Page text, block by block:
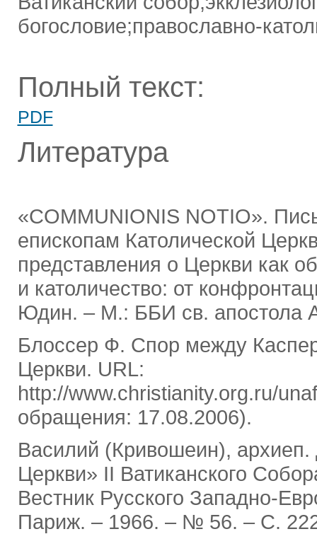
богословие;православно-
Полный текст:
PDF
Литература
«COMMUNIONIS NOTIO».
епископам Католической
представления о Церкви как
и католичество: от
Юдин. ‒ М.: ББИ св. апостола
Блоссер Ф. Спор между
Церкви. URL:
http://www.christianity.org.ru/
обращения: 17.08.2006).
Василий (Кривошеин),
Церкви» II Ватиканского
Вестник Русского Западно-
Париж. ‒ 1966. ‒ № 56. ‒ С.